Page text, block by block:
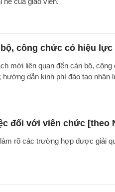
công chức có hiệu lực
mới liên quan đến cán bộ,
hướng dẫn kinh phí đào tạo
đối với viên chức [theo
rõ các trường hợp được giải